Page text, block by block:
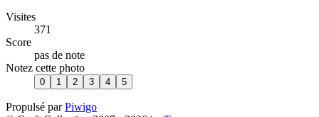
Visites
371
Score
pas de note
Notez cette photo
Propulsé parPiwigo